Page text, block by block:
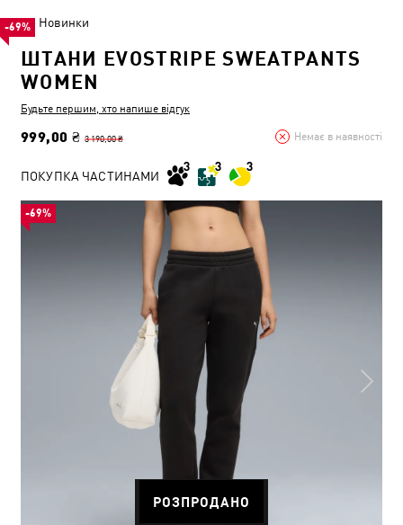
Новинки
ШТАНИ EVOSTRIPE SWEATPANTS
WOMEN
Будьте першим, хто напише відгук
999,00 ₴ 3 190,00 ₴ Немає в наявності
-69%
ПОКУПКА ЧАСТИНАМИ
РОЗПРОДАНО
-69%